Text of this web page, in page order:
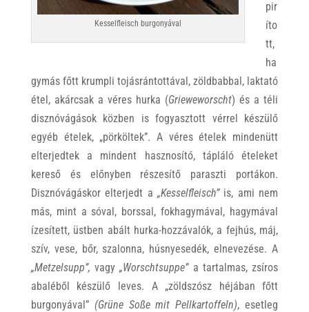
Kesselfleisch burgonyával
pir
íto
tt,
ha
gymás főtt krumpli tojásrántottával, zöldbabbal, laktató
étel, akárcsak a véres hurka (Grieweworscht) és a téli
disznóvágások közben is fogyasztott vérrel készülő
egyéb ételek, „pörköltek”. A véres ételek mindenütt
elterjedtek a mindent hasznosító, tápláló ételeket
kereső és előnyben részesítő paraszti portákon.
Disznóvágáskor elterjedt a „Kesselfleisch”is, ami nem
más, mint a sóval, borssal, fokhagymával, hagymával
ízesített, üstben abált hurka-hozzávalók, a fejhús, máj,
szív, vese, bőr, szalonna, húsnyesedék, elnevezése. A
„Metzelsupp”,vagy„Worschtsuppe” a tartalmas, zsíros
abaléből
készülő leves. A „zöldszósz héjában főtt
burgonyával” (Grüne Soße mit Pellkartoffeln), esetleg